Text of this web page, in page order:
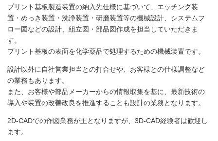
プリント基板製造装置の納入先仕様に基づいて、エッチング装
置・めっき装置・洗浄装置・研磨装置等の機械設計、システムフ
ロー図などの設計、組立図・部品図作成を担当していただきま
す。
プリント基板の表面を化学薬品で処理するための機械装置です。
設計以外に自社営業担当との打合せや、お客様との仕様調整など
の業務もあります。
また、お客様や部品メーカーからの情報取集を基に、最新技術の
導入や装置の改善改良を推進することも設計の業務となります。
2D-CADでの作図業務が主となりますが、3D-CAD経験者は歓迎し
ます。